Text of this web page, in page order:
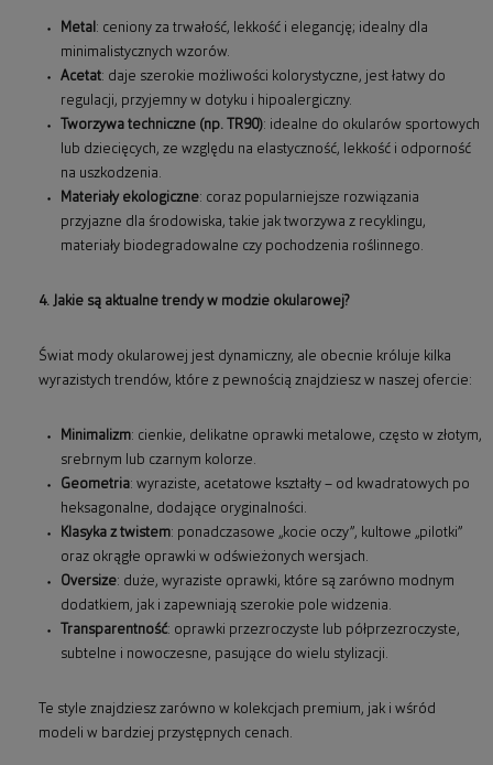
Metal : ceniony za trwałość, lekkość i elegancję; idealny dla
minimalistycznych wzorów.
Acetat: daje szerokie możliwości kolorystyczne, jest łatwy do
regulacji, przyjemny w dotyku i hipoalergiczny.
Tworzywa techniczne (np. TR90): idealne do okularów sportowych
lub dziecięcych, ze względu na elastyczność, lekkość i odporność
na uszkodzenia.
Materiały ekologiczne: coraz popularniejsze rozwiązania
przyjazne dla środowiska, takie jak tworzywa z recyklingu,
materiały biodegradowalne czy pochodzenia roślinnego.
4. Jakie są aktualne trendy w modzie okularowej?
Świat mody okularowej jest dynamiczny, ale obecnie króluje kilka
wyrazistych trendów, które z pewnością znajdziesz w naszej ofercie:
Minimalizm: cienkie, delikatne oprawki metalowe, często w złotym,
srebrnym lub czarnym kolorze.
Geometria: wyraziste, acetatowe kształty – od kwadratowych po
heksagonalne, dodające oryginalności.
Klasyka z twistem: ponadczasowe „kocie oczy”, kultowe „pilotki”
oraz okrągłe oprawki w odświeżonych wersjach.
Oversize: duże, wyraziste oprawki, które są zarówno modnym
dodatkiem, jak i zapewniają szerokie pole widzenia.
Transparentność: oprawki przezroczyste lub półprzezroczyste,
subtelne i nowoczesne, pasujące do wielu stylizacji.
Te style znajdziesz zarówno w kolekcjach premium, jak i wśród
modeli w bardziej przystępnych cenach.